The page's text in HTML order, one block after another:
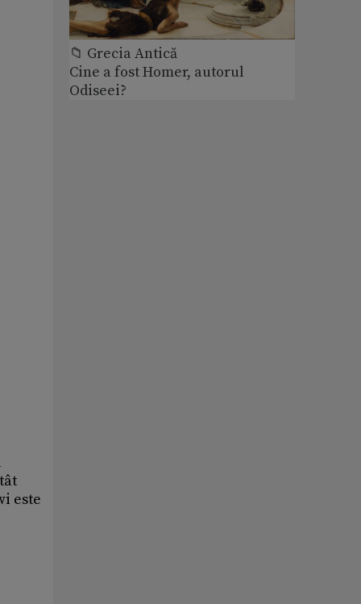
este
📁 Grecia Antică
Cine a fost Homer, autorul
Odiseei?